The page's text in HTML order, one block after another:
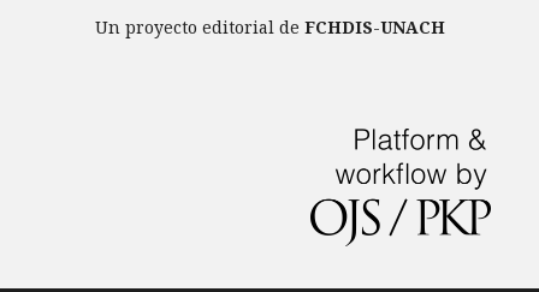
Un proyecto editorial de FCHDIS-UNACH